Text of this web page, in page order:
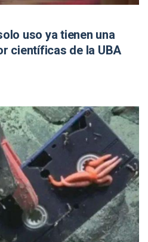
uso ya tienen una
científicas de la UBA